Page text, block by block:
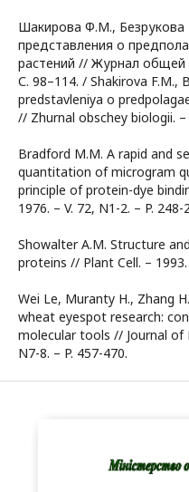
Шакирова Ф.М.,
представления о
растений // Журнал общей
С. 98–114. / Shakirova F.M.,
predstavleniya o
// Zhurnal obschey biologii. –
Bradford M.M. A rapid and
quantitation of microgram
principle of protein-dye
1976. – V. 72, N1-2. – P. 248-
Showalter A.M. Structure
proteins // Plant Cell. – 1993.
Wei Le, Muranty H., Zhang
wheat eyespot research:
molecular tools // Journal of
N7-8. – P. 457-470.